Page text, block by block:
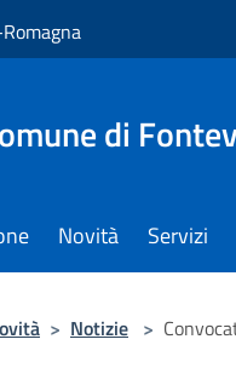
di
Novità Servizi
> Notizie >